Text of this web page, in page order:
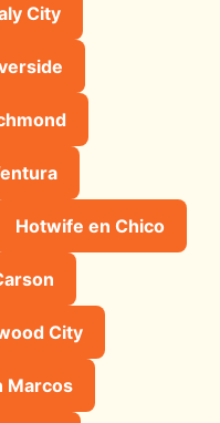
City
Hotwife en Chico
City
Marcos